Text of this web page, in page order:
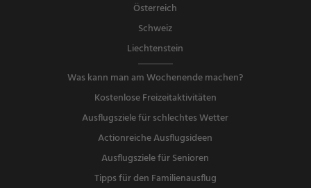
Österreich
Schweiz
Liechtenstein
Was kann man am Wochenende machen?
Kostenlose Freizeitaktivitäten
Ausflugsziele für schlechtes Wetter
Actionreiche Ausflugsideen
Ausflugsziele für Senioren
Tipps für den Familienausflug